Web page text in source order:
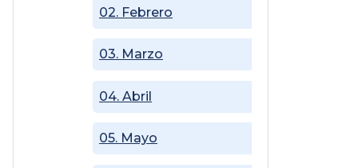
02. Febrero
03. Marzo
04. Abril
05. Mayo